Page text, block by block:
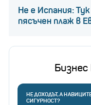
Не е Испания:
пясъчен плаж в
НЕ ДОХОДЪТ, А
СИГУРНОСТ?